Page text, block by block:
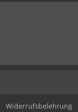
Widerrufsbelehrung